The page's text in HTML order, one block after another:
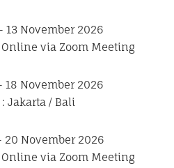
13 November 2026
via Zoom Meeting
18 November 2026
: Jakarta / Bali
20 November 2026
via Zoom Meeting